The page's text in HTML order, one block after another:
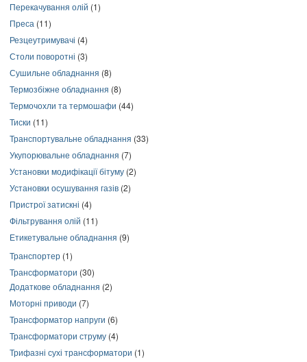
Перекачування олій (1)
Преса (11)
Резцеутримувачі (4)
Столи поворотні (3)
Сушильне обладнання (8)
Термозбіжне обладнання (8)
Термочохли та термошафи (44)
Тиски (11)
Транспортувальне обладнання (33)
Укупорювальне обладнання (7)
Установки модифікації бітуму (2)
Установки осушування газів (2)
Пристрої затискні (4)
Фільтрування олій (11)
Етикетувальне обладнання (9)
Транспортер (1)
Трансформатори (30)
Додаткове обладнання (2)
Моторні приводи (7)
Трансформатор напруги (6)
Трансформатори струму (4)
Трифазні сухі трансформатори (1)